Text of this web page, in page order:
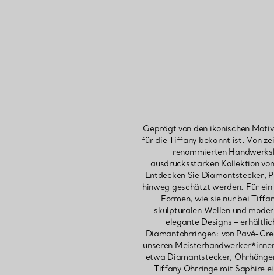
Geprägt von den ikonischen
für die Tiffany bekannt ist. Von
renommierten
ausdrucksstarken Kollektion
Entdecken Sie Diamantstecker,
hinweg geschätzt werden. Für
Formen, wie sie nur bei
skulpturalen Wellen und
elegante Designs –
Diamantohrringen: von Pavé-
unseren
etwa Diamantstecker,
Tiffany Ohrringe mit Saphire